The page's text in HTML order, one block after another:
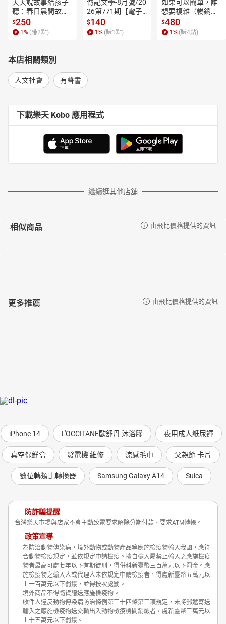
天天說故事給孩子
聽：春日晨間故事
【有聲書】
$250
1 % (賺2點)
傳記文學-8月號/20
26第771期【電子
書】
$140
1 % (賺1 點)
如果可以簡單，誰
想要複雜（暢銷經
典新編版）【電子
書】
$480
1 % (賺4點)
本店相關類別
人文社會 有聲書
下載樂天 Kobo 應用程式
繼續逛其他店舖
相似商品 由飛比價格提供的資訊
更多推薦 由飛比價格提供的資訊
iPhone 14 L'OCCITANE歐舒丹 沐浴膠 夜用成人紙尿褲
真空保鮮盒 發電機 維修 涼感毛巾 父親節 卡片
數位轉類比轉換器 Samsung Galaxy A14 Suica
防詐騙提醒
台灣樂天市場與店家不會主動致電要求解除分期付款、要求ATM轉帳。
政策宣導
為防治動物傳染病，境外動物或動物產品等應施檢疫物輸入我國，應符
合動物檢疫規定，並依規定申請檢疫。擅自輸入屬禁止輸入之應施檢疫
物者最高可處七年以下有期徒刑，得併科新臺幣三百萬元以下罰金。應
施檢疫物之輸入人或代理人未依規定申請檢疫者，得處新臺幣五萬元以
上一百萬元以下罰鍰，並得按次處罰。
境外商品不得隨貨贈送應施檢疫物。
收件人違反動物傳染病防治條例第三十四條第三項規定，未將郵遞寄送
輸入之應施檢疫物送交輸出入動物檢疫機關銷燬者，處新臺幣三萬元以
上十五萬元以下罰鍰。